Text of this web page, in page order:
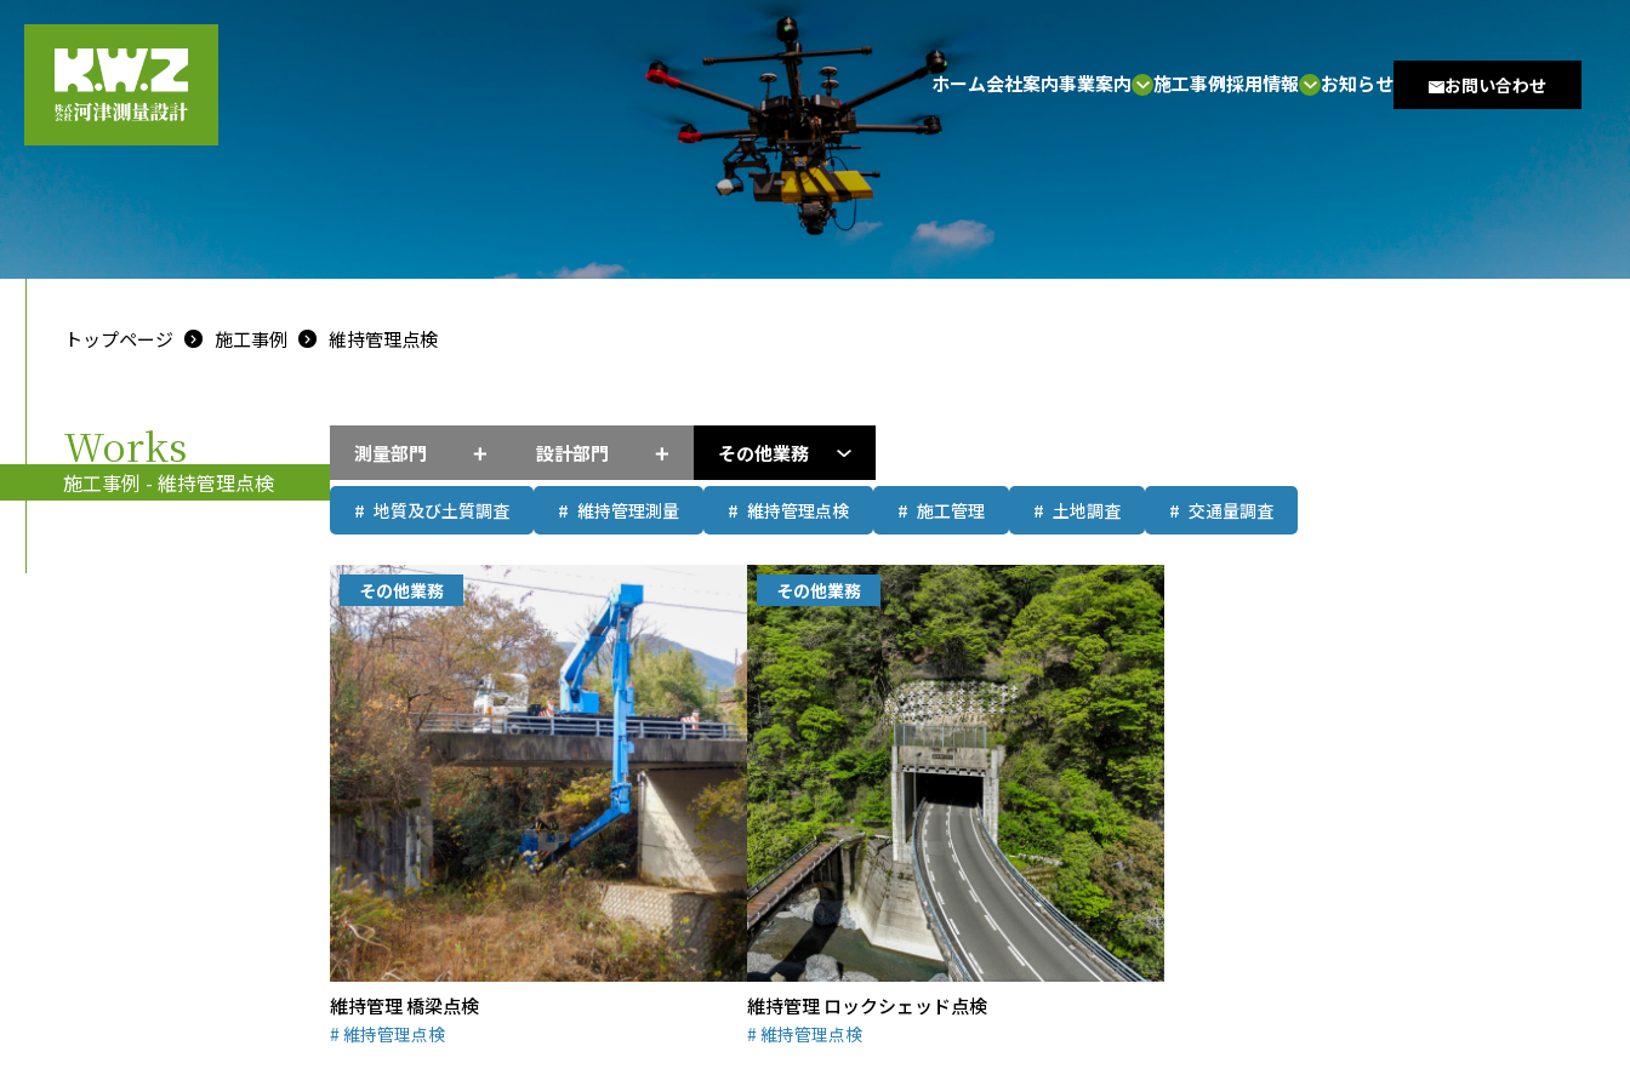
ホーム会社案内事業案内 施工事例採用情報 お知らせ お問い合わせ
トップページ 施工事例 維持管理点検
Works
施工事例 - 維持管理点検
測量部門 設計部門 その他業務
地質及び土質調査 維持管理測量 維持管理点検 施工管理 土地調査 交通量調査
その他業務
維持管理 橋梁点検
維持管理点検
その他業務
維持管理 ロックシェッド点検
維持管理点検